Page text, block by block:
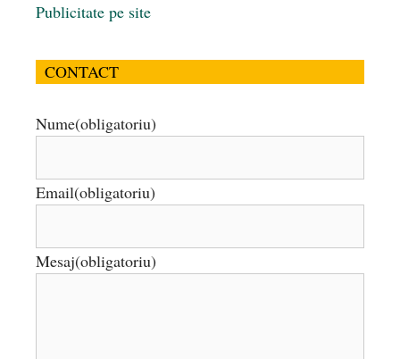
Publicitate pe site
CONTACT
Nume(obligatoriu)
Email(obligatoriu)
Mesaj(obligatoriu)